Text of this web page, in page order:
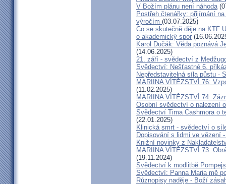
V Božím plánu není náhoda
Postřeh čtenářky: přijímání
výročím (03.07.2025)
Co se skutečně děje na KTF
o akademický spor
Karol Dučák: Věda poznává
(14.06.2025)
21. září - svědectví z
Svědectví: Nešťastné 6.
Nepředstavitelná síla půstu -
MARIINA VÍTĚZSTVÍ 76:
(11.02.2025)
MARIINA VÍTĚZSTVÍ 74:
Osobní svědectví o nalezení
Svědectví Tima Cashmora o
(22.01.2025)
Klinická smrt - svědectví o
Dopisování s lidmi ve vězení
Knižní novinky z
MARIINA VÍTĚZSTVÍ 73:
(19.11.2024)
Svědectví k modlitbě
Svědectví: Panna Maria mě
Různopisy naděje - Boží